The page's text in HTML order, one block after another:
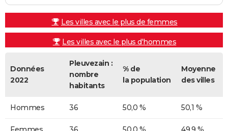
Les villes avec le plus de femmes
Les villes avec le plus d'hommes
Données
2022
Pleuvezain :
nombre
habitants
% de
la population
Moyenne
des villes
Hommes 36 50,0 % 50,1 %